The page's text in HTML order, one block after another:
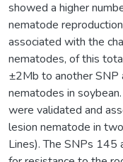
showed a higher
nematode
associated with the
nematodes, of this
±2Mb to another SNP
nematodes in
were validated and
lesion nematode in
Lines). The SNPs